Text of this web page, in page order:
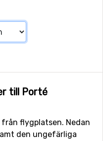
till Porté
flygplatsen. Nedan
den ungefärliga